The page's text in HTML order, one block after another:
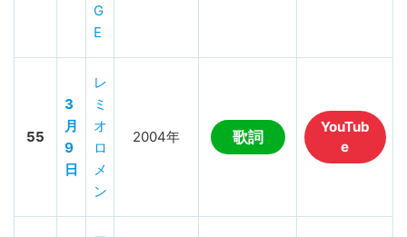
G
E
55
3
月
9
日
レ
ミ
オ
ロ
メ
ン
2004年 歌詞
YouTub
e